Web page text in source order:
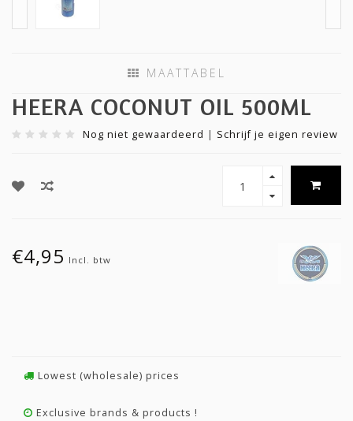
MAATTABEL
HEERA COCONUT OIL 500ML
Nog niet gewaardeerd | Schrijf je eigen review
€4,95 Incl. btw
Lowest (wholesale) prices
Exclusive brands & products !